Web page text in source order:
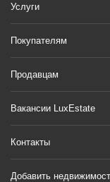
Услуги
Покупателям
Продавцам
Вакансии LuxEstate
Контакты
Добавить